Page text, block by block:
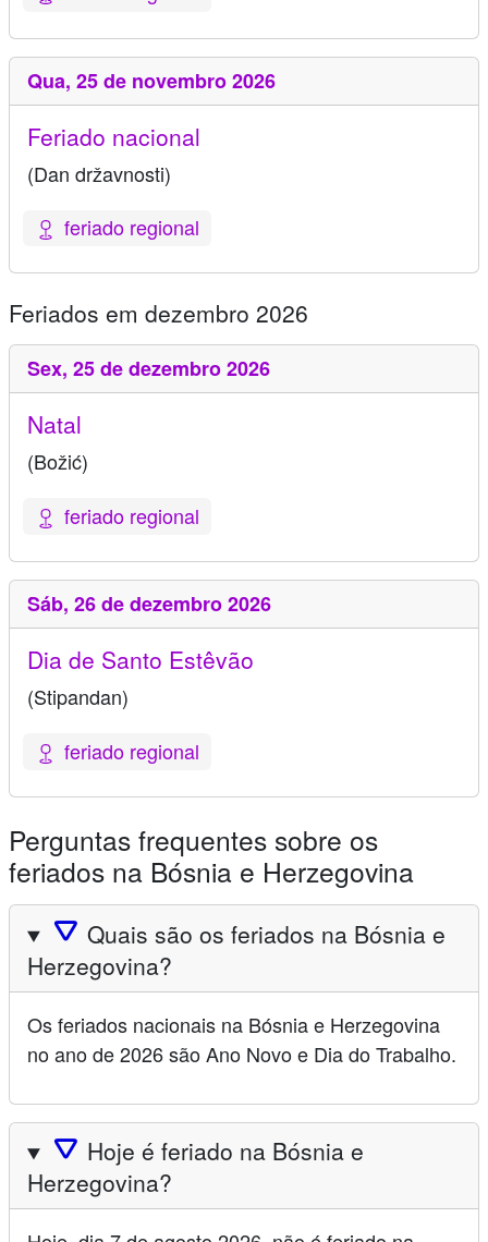
Qua, 25 de novembro 2026
Feriado nacional
(Dan državnosti)
feriado regional
Feriados em dezembro 2026
Sex, 25 de dezembro 2026
Natal
(Božić)
feriado regional
Sáb, 26 de dezembro 2026
Dia de Santo Estêvão
(Stipandan)
feriado regional
Perguntas frequentes sobre os
feriados na Bósnia e Herzegovina
🛆 Quais são os feriados na Bósnia e
Herzegovina?
Os feriados nacionais na Bósnia e Herzegovina
no ano de 2026 são Ano Novo e Dia do Trabalho.
🛆 Hoje é feriado na Bósnia e
Herzegovina?